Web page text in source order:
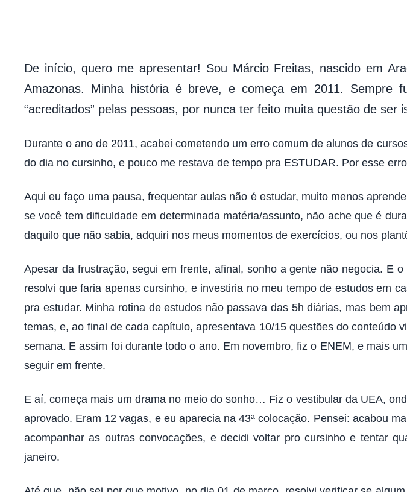
De início, quero me apresentar! Sou Márcio Freitas, nascido em
Amazonas. Minha história é breve, e começa em 2011. Sempre
“acreditados” pelas pessoas, por nunca ter feito muita questão de ser
Durante o ano de 2011, acabei cometendo um erro comum de alunos de
do dia no cursinho, e pouco me restava de tempo pra ESTUDAR. Por esse
Aqui eu faço uma pausa, frequentar aulas não é estudar, muito menos
se você tem dificuldade em determinada matéria/assunto, não ache que é
daquilo que não sabia, adquiri nos meus momentos de exercícios, ou nos
Apesar da frustração, segui em frente, afinal, sonho a gente não negocia. E
resolvi que faria apenas cursinho, e investiria no meu tempo de estudos em
pra estudar. Minha rotina de estudos não passava das 5h diárias, mas bem
temas, e, ao final de cada capítulo, apresentava 10/15 questões do
semana. E assim foi durante todo o ano. Em novembro, fiz o ENEM, e mais
seguir em frente.
E aí, começa mais um drama no meio do sonho… Fiz o vestibular da UEA,
aprovado. Eram 12 vagas, e eu aparecia na 43ª colocação. Pensei: acabou
acompanhar as outras convocações, e decidi voltar pro cursinho e tentar
janeiro.